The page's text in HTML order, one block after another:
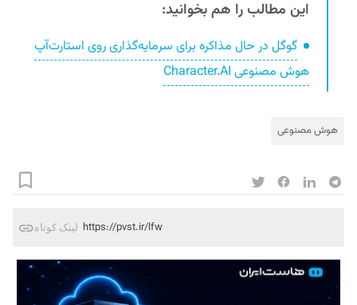
این مطالب را هم بخوانید:
گوگل در حال مذاکره برای سرمایه‌گذاری روی استارت‌آپ
هوش مصنوعی Character.AI
هوش مصنوعی
لینک کوتاه https://pvst.ir/lfw